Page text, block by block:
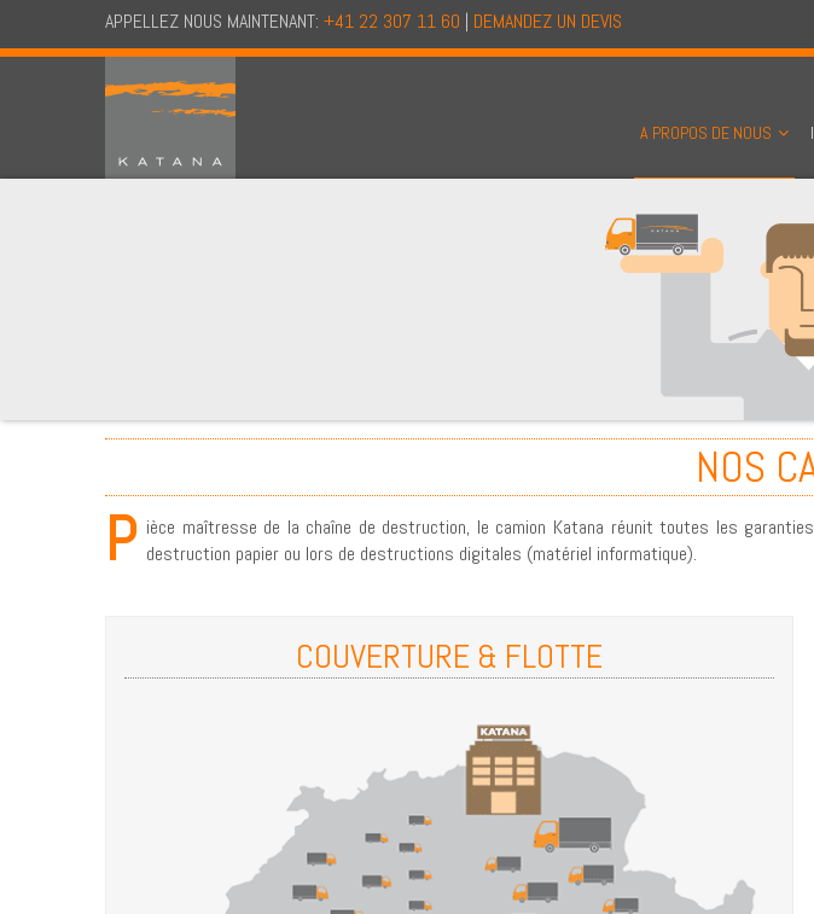
APPELLEZ NOUS MAINTENANT: +41 22 307 11 60 | DEMANDEZ UN DEVIS
A PROPOS DE NOUS
NOS
P ièce maîtresse de la chaîne de destruction, le camion Katana réunit toutes les
destruction papier ou lors de destructions digitales (matériel informatique).
COUVERTURE & FLOTTE